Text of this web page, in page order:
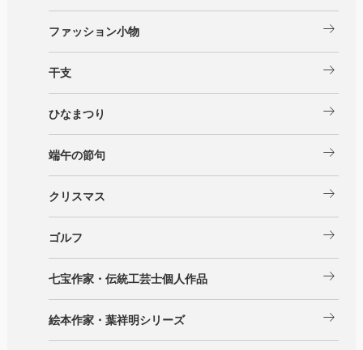
ファッション小物 arrow_right_alt
干支 arrow_right_alt
ひなまつり arrow_right_alt
端午の節句 arrow_right_alt
クリスマス arrow_right_alt
ゴルフ arrow_right_alt
七宝作家・伝統工芸士個人作品 arrow_right_alt
絵本作家・葉祥明シリーズ arrow_right_alt